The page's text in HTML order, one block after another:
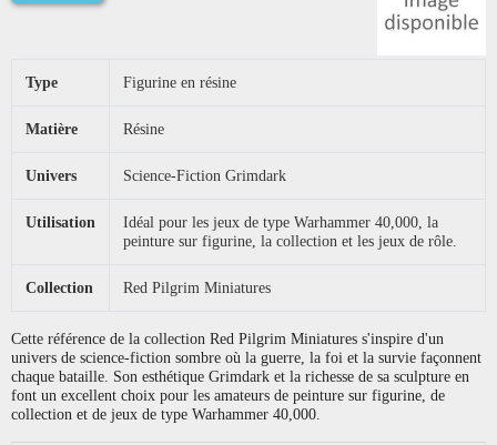
Type Figurine en résine
Matière Résine
Univers Science-Fiction Grimdark
Utilisation
Idéal pour les jeux de type Warhammer 40,000, la
peinture sur figurine, la collection et les jeux de rôle.
Collection Red Pilgrim Miniatures
Cette référence de la collection Red Pilgrim Miniatures s'inspire d'un
univers de science-fiction sombre où la guerre, la foi et la survie façonnent
chaque bataille. Son esthétique Grimdark et la richesse de sa sculpture en
font un excellent choix pour les amateurs de peinture sur figurine, de
collection et de jeux de type Warhammer 40,000.